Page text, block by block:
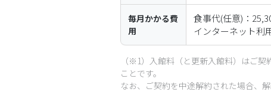
毎月かかる費
用
食事代(任意)：
インターネット利
（※1）入館料（と更新入館料）はご
ことです。
なお、ご契約を中途解約された場合、